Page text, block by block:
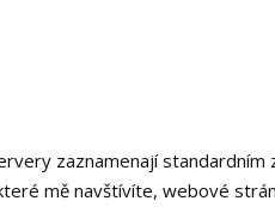
zaznamenají
mě navštívíte, webové